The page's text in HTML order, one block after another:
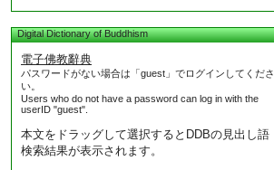
Digital Dictionary of Buddhism
電子佛教辭典
パスワードがない場合は「guest」でログインしてくださ
い。
Users who do not have a password can log in with the
userID "guest".
本文をドラッグして選択するとDDBの見出し語
検索結果が表示されます。